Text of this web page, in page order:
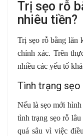
Trị sẹo rỗ
nhiêu tiền?
Trị sẹo rỗ bằng lăn
chính xác. Trên
nhiều các yếu tố
Tình trạng
Nếu là sẹo mới
tình trạng sẹo rỗ
quá sâu vì việc